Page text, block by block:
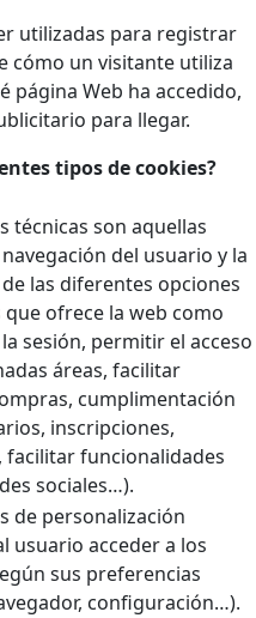
utilizadas para registrar
cómo un visitante utiliza
página Web ha accedido,
para llegar.
tipos de cookies?
técnicas son aquellas
del usuario y la
las diferentes opciones
que ofrece la web como
sesión, permitir el acceso
áreas, facilitar
cumplimentación
inscripciones,
facilitar funcionalidades
sociales…).
de personalización
usuario acceder a los
sus preferencias
configuración…).